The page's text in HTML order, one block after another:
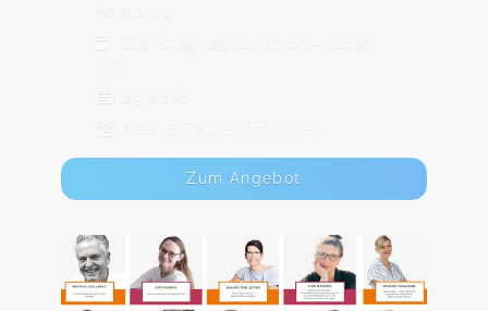
Hamburg
Dienstag, 29.12., 17:00 - 18:30
29,00 €
Max. 8 TeilnehmerInnen
Zum Angebot